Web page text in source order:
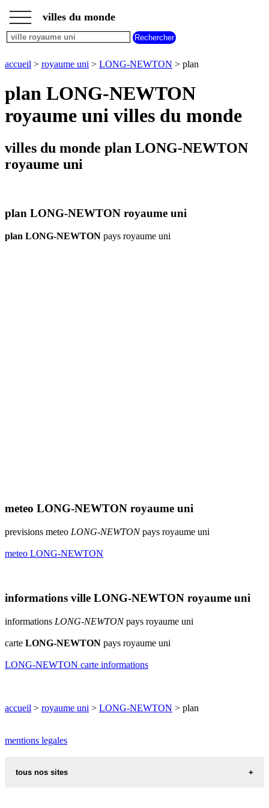
accueil
villes
royaume
carte
NEWTON
meteo
LONG-
NEWTON
___
___ villes du monde
accueil > royaume uni > LONG-NEWTON > plan
plan LONG-NEWTON
royaume uni villes du monde
villes du monde plan LONG-NEWTON
royaume uni
plan LONG-NEWTON royaume uni
plan LONG-NEWTON pays royaume uni
meteo LONG-NEWTON royaume uni
previsions meteo LONG-NEWTONpays royaume uni
meteo LONG-NEWTON
informations ville LONG-NEWTON royaume uni
informations LONG-NEWTONpays royaume uni
carte LONG-NEWTON pays royaume uni
LONG-NEWTON carte informations
accueil > royaume uni > LONG-NEWTON > plan
mentions legales
tous nos sites